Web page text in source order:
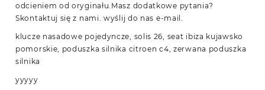
odcieniem od oryginału.Masz dodatkowe pytania?
Skontaktuj się z nami. wyślij do nas e-mail.
klucze nasadowe pojedyncze, solis 26, seat ibiza kujawsko
pomorskie, poduszka silnika citroen c4, zerwana poduszka
silnika
yyyyy